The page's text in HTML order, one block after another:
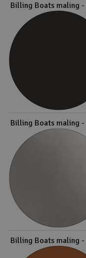
Billing Boats maling
Billing Boats maling
Billing Boats maling -